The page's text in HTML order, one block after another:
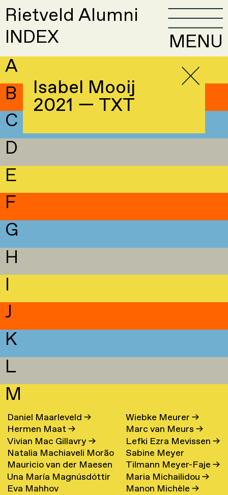
Rietveld Alumni
INDEX
MENU
A
B
C
D
E
F
G
H
I
J
K
L
M
Daniel Maarleveld→
Hermen Maat→
Vivian Mac Gillavry→
Natalia Machiaveli Morão
de Oliveira→
Mauricio van der Maesen
de Sombreff→
Una María Magnúsdóttir
→
Eva Mahhov
Wiebke Meurer→
Marc van Meurs→
Lefki Ezra Mevissen→
Sabine Meyer
Tilmann Meyer-Faje→
Maria Michailidou→
Manon Michèle→
Isabel Mooij
2021 — TXT